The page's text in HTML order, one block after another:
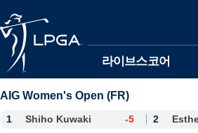
라이브스코어
AIG Women's Open (FR)
1 Shiho Kuwaki -5 2